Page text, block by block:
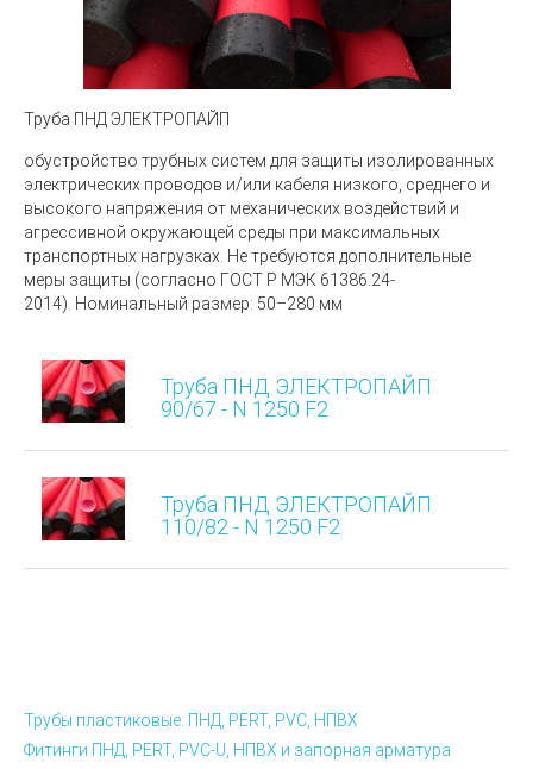
Труба ПНД ЭЛЕКТРОПАЙП
обустройство трубных систем для защиты изолированных
электрических проводов и/или кабеля низкого, среднего и
высокого напряжения от механических воздействий и
агрессивной окружающей среды при максимальных
транспортных нагрузках. Не требуются дополнительные
меры защиты (согласно ГОСТ Р МЭК 61386.24-
2014). Номинальный размер: 50–280 мм
Труба ПНД ЭЛЕКТРОПАЙП
90/67 - N 1250 F2
Труба ПНД ЭЛЕКТРОПАЙП
110/82 - N 1250 F2
Трубы пластиковые: ПНД, PERT, PVC, НПВХ
Фитинги ПНД, PERT, PVC-U, НПВХ и запорная арматура